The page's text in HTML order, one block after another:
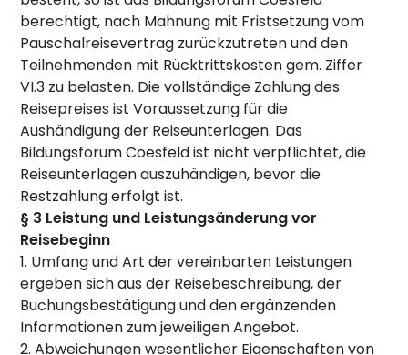
berechtigt, nach Mahnung mit Fristsetzung vom
Pauschalreisevertrag zurückzutreten und den
Teilnehmenden mit Rücktrittskosten gem. Ziffer
VI.3 zu belasten. Die vollständige Zahlung des
Reisepreises ist Voraussetzung für die
Aushändigung der Reiseunterlagen. Das
Bildungsforum Coesfeld ist nicht verpflichtet, die
Reiseunterlagen auszuhändigen, bevor die
Restzahlung erfolgt ist.
§ 3 Leistung und Leistungsänderung vor
Reisebeginn
1. Umfang und Art der vereinbarten Leistungen
ergeben sich aus der Reisebeschreibung, der
Buchungsbestätigung und den ergänzenden
Informationen zum jeweiligen Angebot.
2. Abweichungen wesentlicher Eigenschaften von